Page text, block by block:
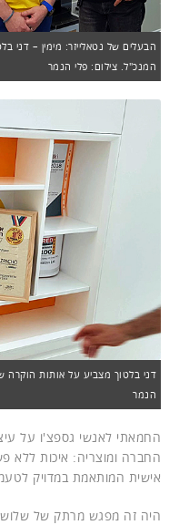
הבעלים של נטאלייזר: מימין – דני
המנכ"ל. צילום: פלי הנמר
דני בלטוך מצביע על אותות הוקרה
הנמר
החמאתי לאנשי גספצ'ו על
החברה ומוצריה: איכות ללא
אישית המותאמת במדויק
היה זה מפגש מרתק של